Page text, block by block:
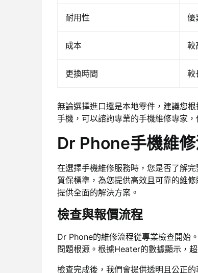
耐用性 優
成本 較
更換時間 較
無論選擇進口還是本地零件，建議您
手機，可以諮詢專業的手機維修專家
Dr Phone手機維
在選擇手機維修服務時，您是否了解
質保標準，為您提供高效且可靠的維
提供全面的解決方案。
檢查與報價流程
Dr Phone的維修流程從專業檢查開始
問題根源。根據Heater的數據顯示，
檢查完成後，我們會提供透明且公正